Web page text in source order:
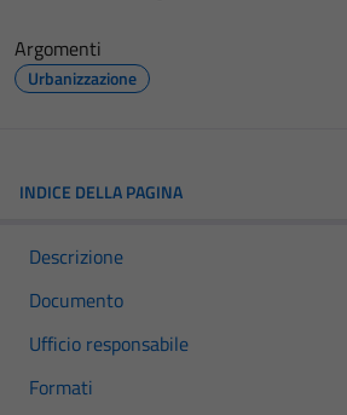
Argomenti
Urbanizzazione
INDICE DELLA PAGINA
Descrizione
Documento
Ufficio responsabile
Formati